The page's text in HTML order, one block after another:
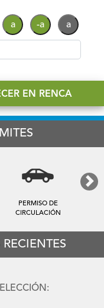
a -a a
EN RENCA
PERMISO DE
CIRCULACIÓN
Next